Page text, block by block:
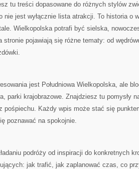
tu treści dopasowane do różnych stylów
nie jest wyłącznie lista atrakcji. To historia o
Wielkopolska potrafi być sielska,
stronie pojawiają się różne tematy: od
jest Południowa Wielkopolska, ale
parki krajobrazowe. Znajdziesz tu pomysły
pośpiechu. Każdy wpis może stać się
poznawać na spokojnie.
podróży od inspiracji do konkretnych
jak trafić, jak zaplanować czas, co